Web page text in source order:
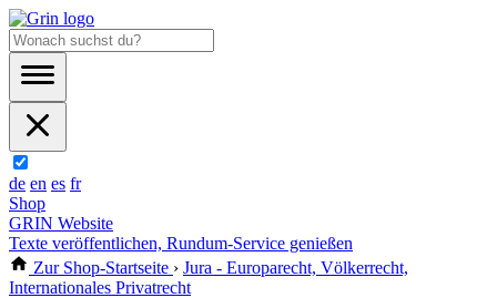
de en es fr
Shop
GRIN Website
Texte veröffentlichen, Rundum-Service genießen
Zur Shop-Startseite › Jura - Europarecht, Völkerrecht,
Internationales Privatrecht